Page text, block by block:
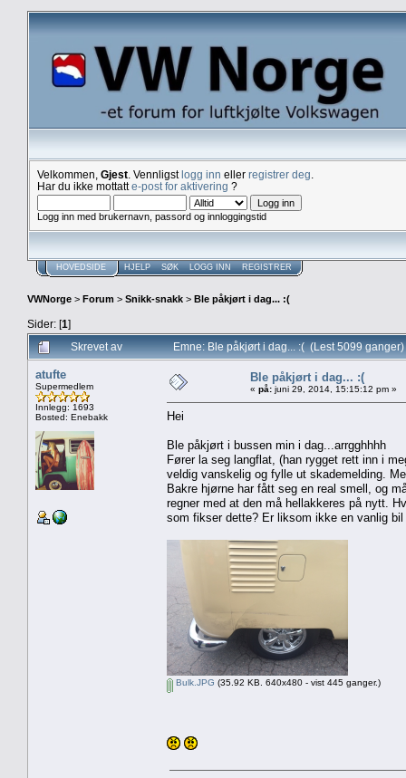
Velkommen, Gjest . Vennligstlogg inn eller registrer deg
Har du ikke mottatte-post for aktivering ?
Logg inn med brukernavn, passord og innloggingstid
HOVEDSIDE HJELP SØK LOGG INN REGISTRER
VWNorge > Forum > Snikk-snakk > Ble påkjørt i dag... :(
Sider: [1]
Skrevet av
Emne: Ble påkjørt i dag... :( (Lest 5099 ganger)
atufte
Supermedlem
Innlegg: 1693
Bosted: Enebakk
Ble påkjørt i dag... :(
« på: juni 29, 2014, 15:15:12 pm »
Hei
Ble påkjørt i bussen min i dag...arrgghhhh
Fører la seg langflat, (han rygget rett inn i
veldig vanskelig og fylle ut skademelding.
Bakre hjørne har fått seg en real smell, og
regner med at den må hellakkeres på nytt.
som fikser dette? Er liksom ikke en vanlig
Bulk.JPG (35.92 KB. 640x480 - vist 445 ganger.)